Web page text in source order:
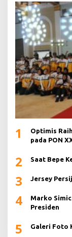
1
Optimis
pada PON
2 Saat Bepe
3 Jersey
4
Marko
Presiden
5 Galeri Foto